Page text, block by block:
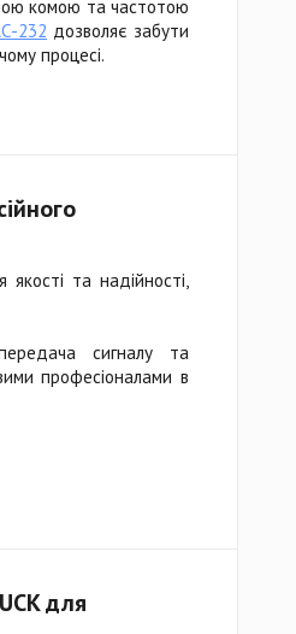
комою та частотою
232 дозволяє забути
процесі.
та надійності,
сигналу та
професіоналами в
для